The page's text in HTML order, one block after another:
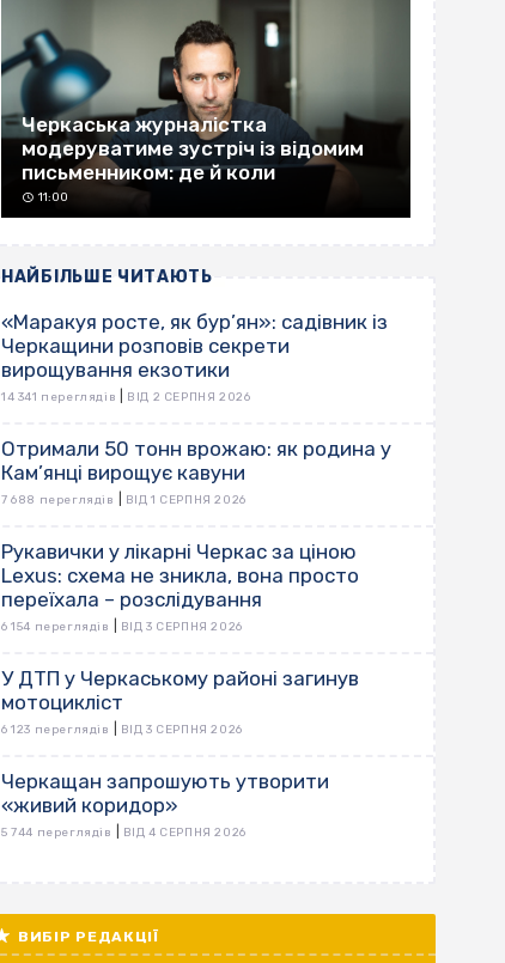
Черкаська журналістка
модеруватиме зустріч із відомим
письменником: де й коли
11:00
НАЙБІЛЬШЕ ЧИТАЮТЬ
«Маракуя росте, як бур’ян»: садівник із
Черкащини розповів секрети
вирощування екзотики
14 341 переглядів ВІД 2 СЕРПНЯ 2026
Отримали 50 тонн врожаю: як родина у
Кам’янці вирощує кавуни
7 688 переглядів ВІД 1 СЕРПНЯ 2026
Рукавички у лікарні Черкас за ціною
Lexus: схема не зникла, вона просто
переїхала – розслідування
6 154 переглядів ВІД 3 СЕРПНЯ 2026
У ДТП у Черкаському районі загинув
мотоцикліст
6 123 переглядів ВІД 3 СЕРПНЯ 2026
Черкащан запрошують утворити
«живий коридор»
5 744 переглядів ВІД 4 СЕРПНЯ 2026
ВИБІР РЕДАКЦІЇ